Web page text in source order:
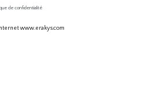
de confidentialité
www.erakys.com